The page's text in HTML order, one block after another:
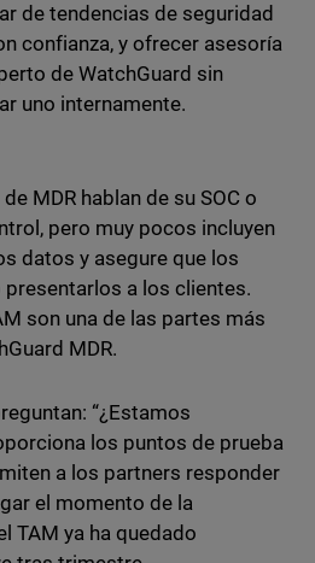
de tendencias de seguridad
confianza, y ofrecer asesoría
de WatchGuard sin
uno internamente.
MDR hablan de su SOC o
pero muy pocos incluyen
datos y asegure que los
a los clientes.
son una de las partes más
MDR.
“¿Estamos
los puntos de prueba
a los partners responder
el momento de la
TAM ya ha quedado